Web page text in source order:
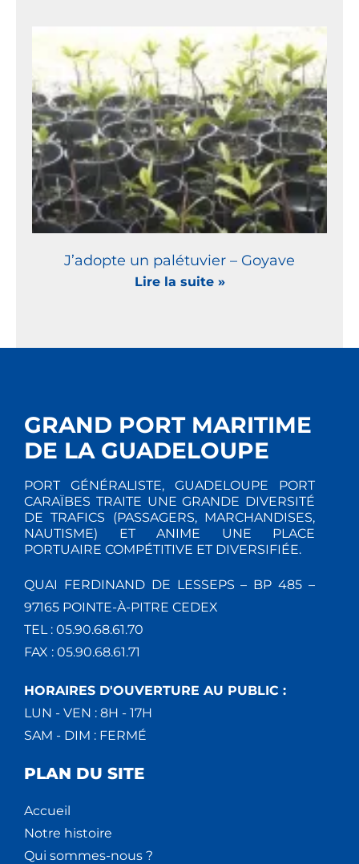
J’adopte un palétuvier – Goyave
Lire la suite »
GRAND PORT MARITIME
DE LA GUADELOUPE
PORT GÉNÉRALISTE, GUADELOUPE PORT
CARAÏBES TRAITE UNE GRANDE DIVERSITÉ
DE TRAFICS (PASSAGERS, MARCHANDISES,
NAUTISME) ET ANIME UNE PLACE
PORTUAIRE COMPÉTITIVE ET DIVERSIFIÉE.
QUAI FERDINAND DE LESSEPS – BP 485 –
97165 POINTE-À-PITRE CEDEX
TEL : 05.90.68.61.70
FAX : 05.90.68.61.71
HORAIRES D'OUVERTURE AU PUBLIC :
LUN - VEN : 8H - 17H
SAM - DIM : FERMÉ
PLAN DU SITE
Accueil
Notre histoire
Qui sommes-nous ?